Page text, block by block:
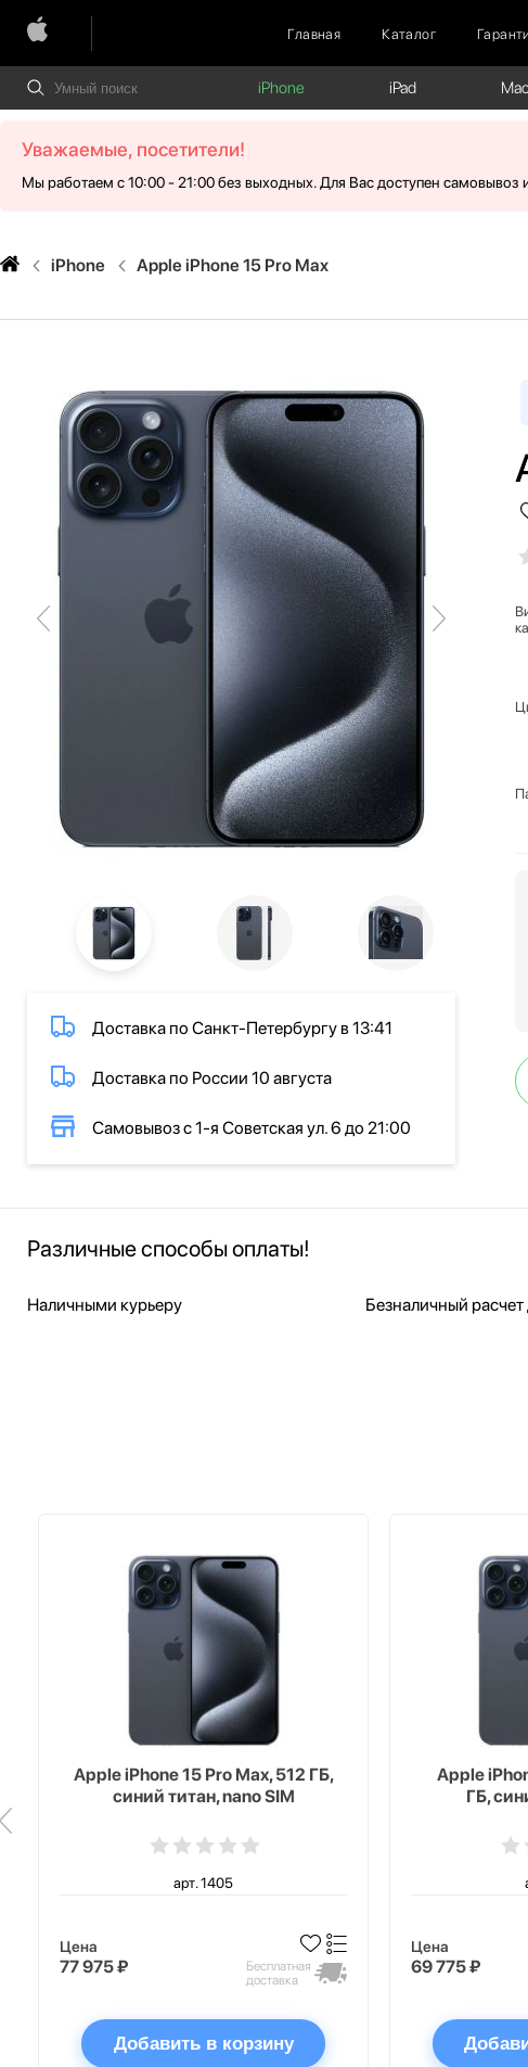
Главная Каталог
iPhone iPad Mac
Уважаемые, посетители!
Мы работаем с 10:00 - 21:00 без выходных. Для Вас доступен самовывоз
iPhone Apple iPhone 15 Pro Max
Доставка по Санкт-Петербургу в 13:41
Доставка по России 10 августа
Самовывоз с 1-я Советская ул. 6 до 21:00
Различные способы оплаты!
Наличными курьеру Безналичный
Apple iPhone 15 Pro Max, 512 ГБ,
синий титан, nano SIM
арт. 1405
Цена
77 975 ₽
Бесплатная
доставка
Добавить в корзину
Apple
ГБ,
Цена
69 775 ₽